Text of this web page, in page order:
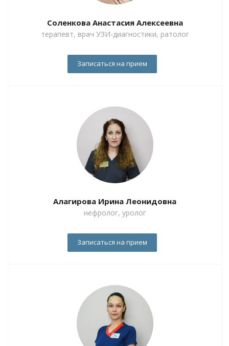
Соленкова Анастасия Алексеевна
терапевт, врач УЗИ-диагностики, ратолог
Записаться на прием
Алагирова Ирина Леонидовна
нефролог, уролог
Записаться на прием